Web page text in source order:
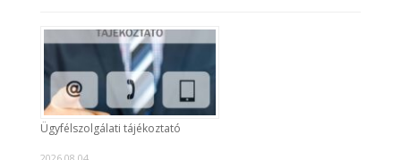
Ügyfélszolgálati tájékoztató